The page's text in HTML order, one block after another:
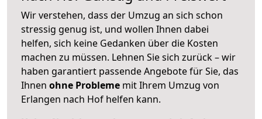
Wir verstehen, dass der Umzug an sich schon
stressig genug ist, und wollen Ihnen dabei
helfen, sich keine Gedanken über die Kosten
machen zu müssen. Lehnen Sie sich zurück – wir
haben garantiert passende Angebote für Sie, das
Ihnen ohne Probleme mit Ihrem Umzug von
Erlangen nach Hof helfen kann.